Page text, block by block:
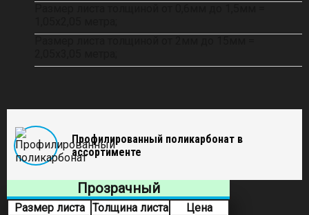
Профилированный поликарбонат в
ассортименте
Прозрачный
Размер листа Толщина листа
Цена